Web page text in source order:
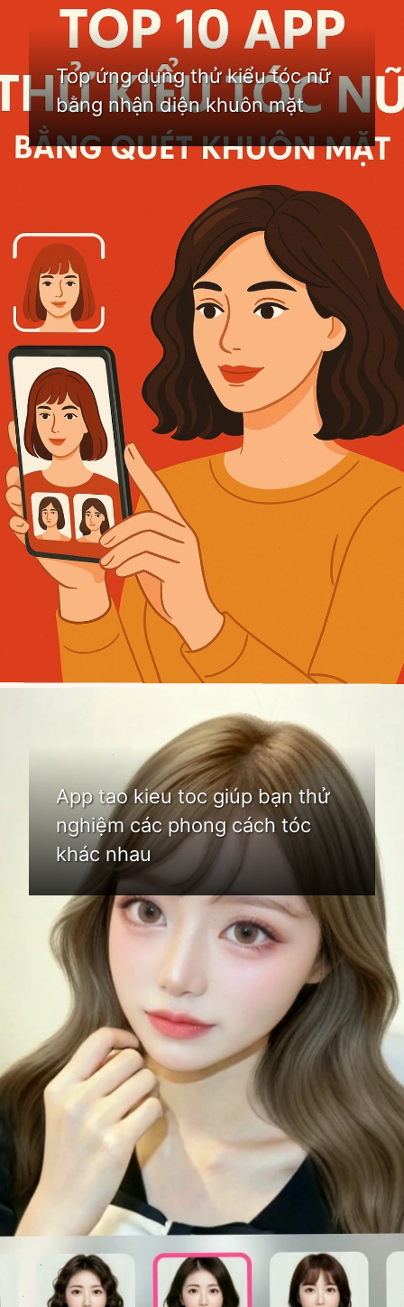
Top ứng dụng thử kiểu tóc nữ
bằng nhận diện khuôn mặt
https://idep.edu.vn/app-tao-kieu-toc
App tao kieu toc giúp bạn thử
nghiệm các phong cách tóc
khác nhau